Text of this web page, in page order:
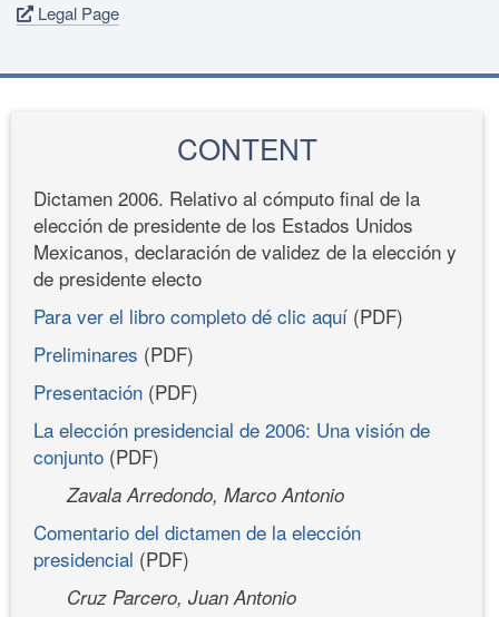
Legal Page
CONTENT
Dictamen 2006. Relativo al cómputo final de la
elección de presidente de los Estados Unidos
Mexicanos, declaración de validez de la elección y
de presidente electo
Para ver el libro completo dé clic aquí (PDF)
Preliminares (PDF)
Presentación (PDF)
La elección presidencial de 2006: Una visión de
conjunto (PDF)
Zavala Arredondo, Marco Antonio
Comentario del dictamen de la elección
presidencial (PDF)
Cruz Parcero, Juan Antonio